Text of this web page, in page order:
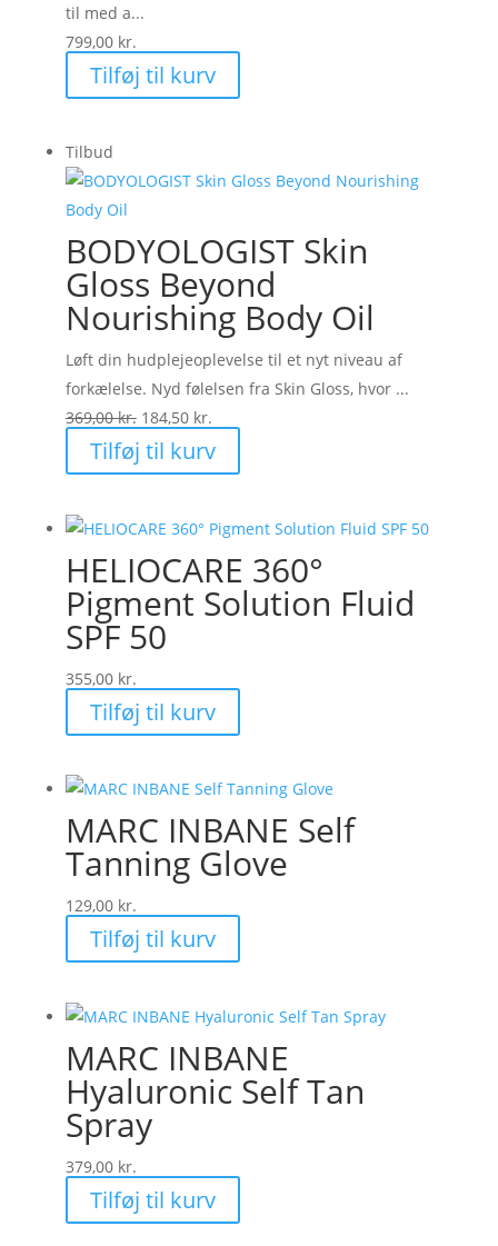
til med a...
799,00 kr.
Tilføj til kurv
Tilbud
BODYOLOGIST Skin
Gloss Beyond
Nourishing Body Oil
Løft din hudplejeoplevelse til et nyt niveau af
forkælelse. Nyd følelsen fra Skin Gloss, hvor ...
369,00kr. Den
oprindelige
pris
369,00 kr..
184,50 kr.Den
aktuelle
pris
184,50 kr..
Tilføj til kurv
HELIOCARE 360°
Pigment Solution Fluid
SPF 50
355,00 kr.
Tilføj til kurv
MARC INBANE Self
Tanning Glove
129,00 kr.
Tilføj til kurv
MARC INBANE
Hyaluronic Self Tan
Spray
379,00 kr.
Tilføj til kurv